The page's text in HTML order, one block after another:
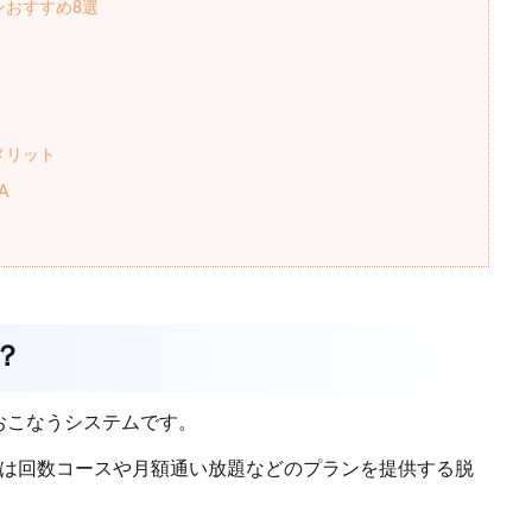
おすすめ8選
ット
なうシステムです。
回数コースや月額通い放題などのプランを提供する脱